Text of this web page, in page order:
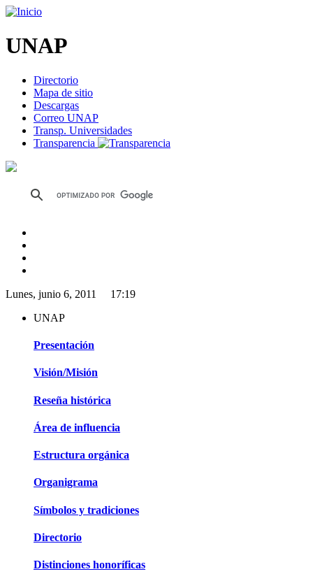
UNAP
Directorio
Mapa de sitio
Descargas
Correo UNAP
Transp. Universidades
Transparencia
Lunes, junio 6, 2011 17:19
UNAP
Presentación
Visión/Misión
Reseña histórica
Área de influencia
Estructura orgánica
Organigrama
Símbolos y tradiciones
Directorio
Distinciones honoríficas